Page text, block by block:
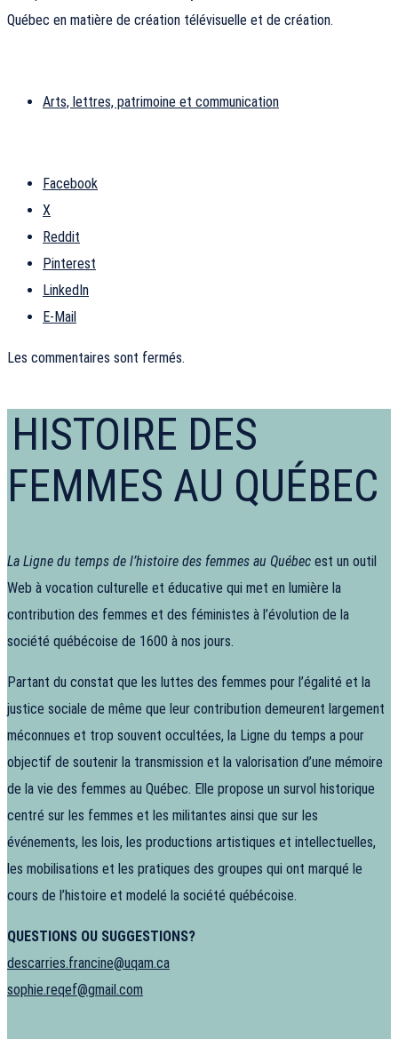
Québec en matière de création télévisuelle et de création.
Arts, lettres, patrimoine et communication
Facebook
X
Reddit
Pinterest
LinkedIn
E-Mail
Les commentaires sont fermés.
HISTOIRE DES
FEMMES AU QUÉBEC
La Ligne du temps de l’histoire des femmes au Québec est un outil
Web à vocation culturelle et éducative qui met en lumière la
contribution des femmes et des féministes à l’évolution de la
société québécoise de 1600 à nos jours.
Partant du constat que les luttes des femmes pour l’égalité et la
justice sociale de même que leur contribution demeurent largement
méconnues et trop souvent occultées, la Ligne du temps a pour
objectif de soutenir la transmission et la valorisation d’une mémoire
de la vie des femmes au Québec. Elle propose un survol historique
centré sur les femmes et les militantes ainsi que sur les
événements, les lois, les productions artistiques et intellectuelles,
les mobilisations et les pratiques des groupes qui ont marqué le
cours de l’histoire et modelé la société québécoise.
QUESTIONS OU SUGGESTIONS?
descarries.francine@uqam.ca
sophie.reqef@gmail.com